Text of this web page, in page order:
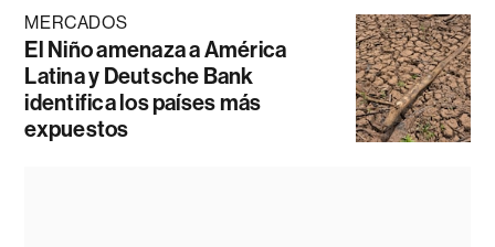
MERCADOS
El Niño amenaza a América
Latina y Deutsche Bank
identifica los países más
expuestos